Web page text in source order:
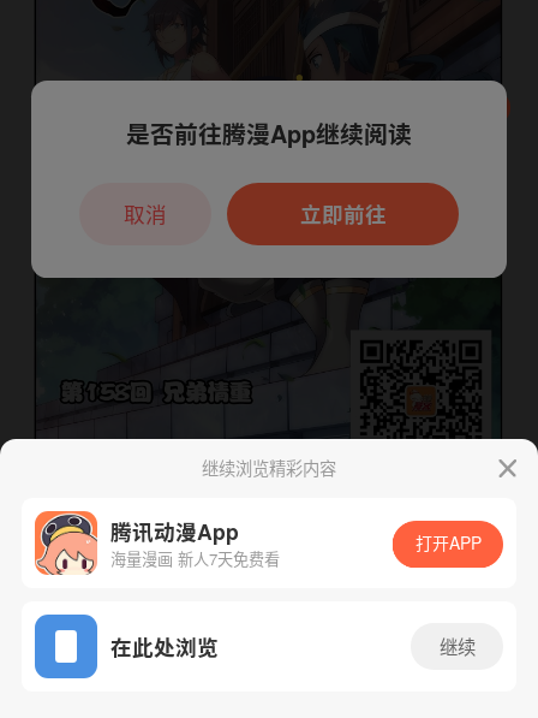
App免费看
下一话 腾漫App免费看
继续浏览精彩内容
腾讯动漫App
海量漫画 新人7天免费看
打开APP
在此处浏览 继续
本章节仅支持App阅读，可打开App新用
户7天免费看
是否前往腾漫App继续阅读
立即前往
取消